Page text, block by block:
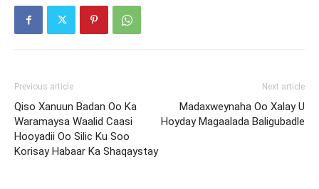
Previous article
Qiso Xanuun Badan Oo Ka
Waramaysa Waalid Caasi
Hooyadii Oo Silic Ku Soo
Korisay Habaar Ka Shaqaystay
Next article
Madaxweynaha Oo Xalay U
Hoyday Magaalada Baligubadle